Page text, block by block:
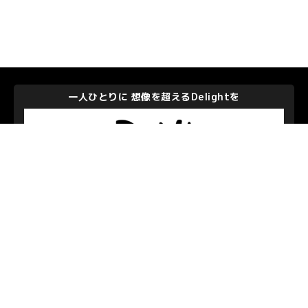
一人ひとりに 想像を超えるDelightを